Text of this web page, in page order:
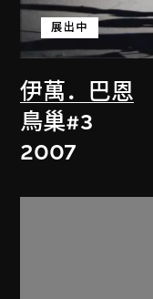
伊萬．巴恩
展出中
鳥巢#3
2007